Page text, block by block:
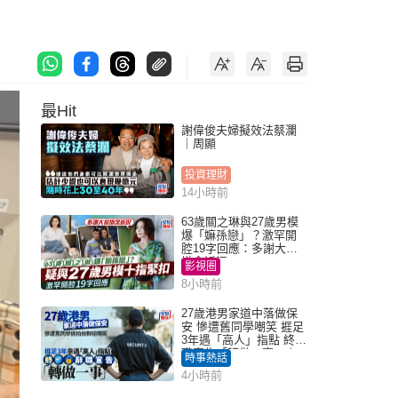
最Hit
謝偉俊夫婦擬效法蔡瀾
｜周顯
投資理財
14小時前
63歲關之琳與27歲男模
爆「嫲孫戀」？激罕開
腔19字回應：多謝大家
掛念近況
影視圈
8小時前
27歲港男家道中落做保
安 慘遭舊同學嘲笑 捱足
3年遇「高人」指點 終辭
職宣告「轉做一事」｜
Juicy叮
時事熱話
4小時前